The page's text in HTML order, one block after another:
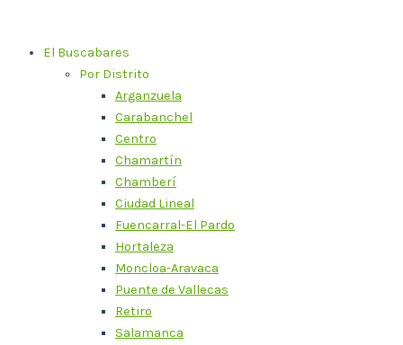
contenidoEl Buscabares
Por Distrito
Arganzuela
Carabanchel
Centro
Chamartín
Chamberí
Ciudad Lineal
Fuencarral-El Pardo
Hortaleza
Moncloa-Aravaca
Puente de Vallecas
Retiro
Salamanca